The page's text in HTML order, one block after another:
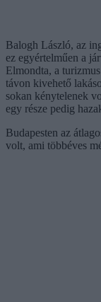
Balogh László, az
ez egyértelműen a
Elmondta, a
távon kivehető
sokan kénytelenek
egy része pedig
Budapesten az
volt, ami többéves